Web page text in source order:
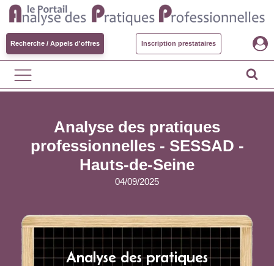
Recherche / Appels d'offres Inscription prestataires
Analyse des pratiques
professionnelles - SESSAD -
Hauts-de-Seine
04/09/2025
Analyse des pratiques